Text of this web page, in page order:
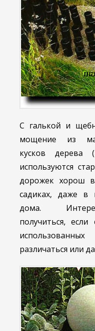
С галькой и
мощение из
кусков дерева
используются
дорожек хорош в
садиках, даже в
дома.
получиться,
различаться или